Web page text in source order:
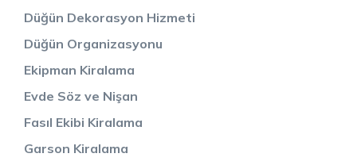
Düğün Dekorasyon Hizmeti
Düğün Organizasyonu
Ekipman Kiralama
Evde Söz ve Nişan
Fasıl Ekibi Kiralama
Garson Kiralama